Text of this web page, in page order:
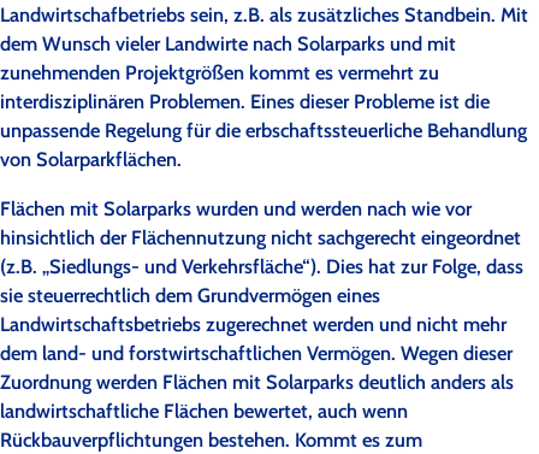
Landwirtschafbetriebs sein, z.B. als zusätzliches Standbein. Mit
dem Wunsch vieler Landwirte nach Solarparks und mit
zunehmenden Projektgrößen kommt es vermehrt zu
interdisziplinären Problemen. Eines dieser Probleme ist die
unpassende Regelung für die erbschaftssteuerliche Behandlung
von Solarparkflächen.
Flächen mit Solarparks wurden und werden nach wie vor
hinsichtlich der Flächennutzung nicht sachgerecht eingeordnet
(z.B. „Siedlungs- und Verkehrsfläche“). Dies hat zur Folge, dass
sie steuerrechtlich dem Grundvermögen eines
Landwirtschaftsbetriebs zugerechnet werden und nicht mehr
dem land- und forstwirtschaftlichen Vermögen. Wegen dieser
Zuordnung werden Flächen mit Solarparks deutlich anders als
landwirtschaftliche Flächen bewertet, auch wenn
Rückbauverpflichtungen bestehen. Kommt es zum